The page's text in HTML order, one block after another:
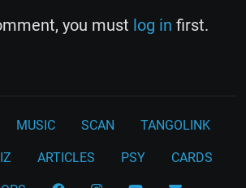
you must log in first.
MUSIC SCAN TANGOLINK
ARTICLES PSY CARDS